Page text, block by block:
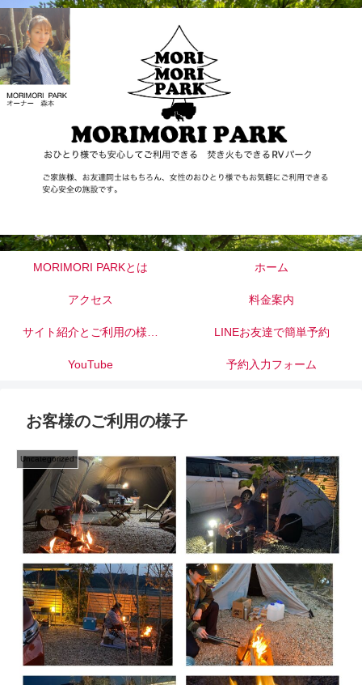
MORIMORI PARKとは ホーム
アクセス 料金案内
サイト紹介とご利用の様子
（駐車スペース）
LINEお友達で簡単予約
YouTube 予約入力フォーム
お客様のご利用の様子
Uncategorized